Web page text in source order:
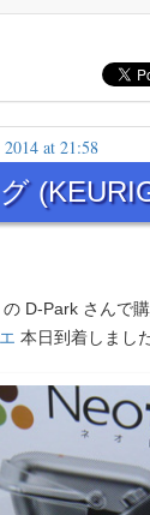
2014 at 21:58
の D-Park さんで
本日到着しまし